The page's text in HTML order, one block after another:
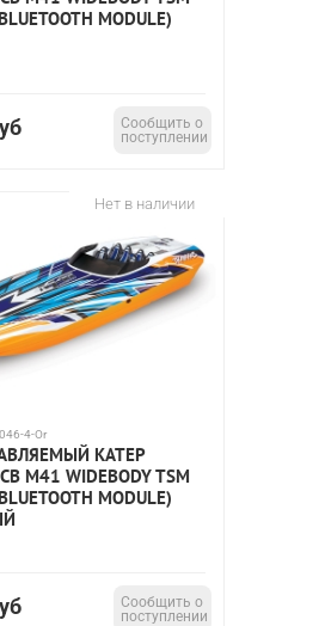
MODULE)
Сообщить о
поступлении
Нет в наличии
4-Or
КАТЕР
M41 WIDEBODY TSM
MODULE)
Сообщить о
поступлении